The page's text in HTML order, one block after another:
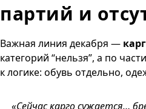
партий и
Важная линия декабря —
категорий “нельзя”, а по
к логике: обувь отдельно,
«Сейчас карго сужается…